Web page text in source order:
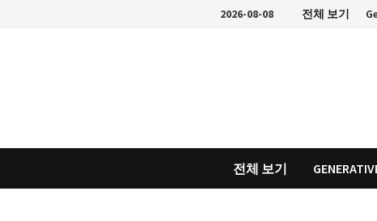
2026-08-08 전체 보기
전체 보기